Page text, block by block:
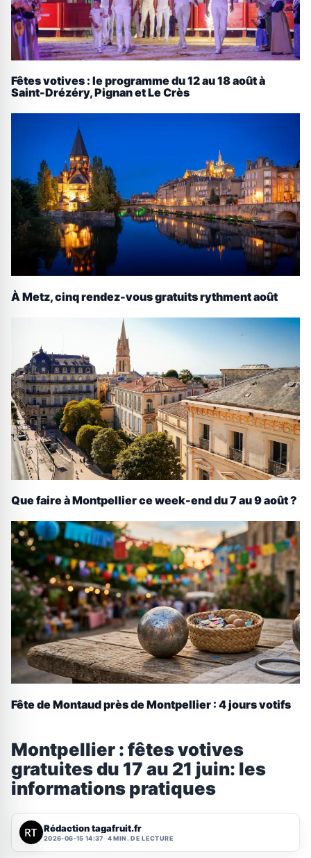
Fêtes votives : le programme du 12 au 18 août à
Saint-Drézéry, Pignan et Le Crès
À Metz, cinq rendez-vous gratuits rythment août
Que faire à Montpellier ce week-end du 7 au 9 août ?
Fête de Montaud près de Montpellier : 4 jours votifs
Montpellier : fêtes votives
gratuites du 17 au 21 juin: les
informations pratiques
Rédaction tagafruit.fr
2026-06-15 14:37 4 MIN. DE LECTURE